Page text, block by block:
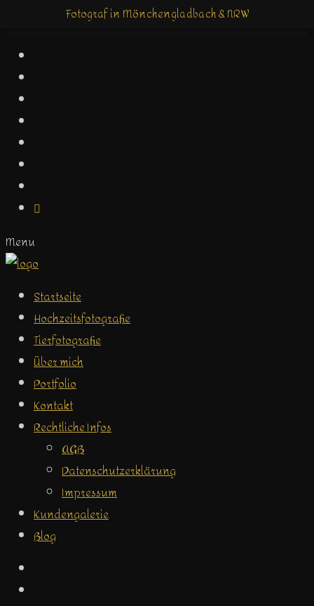
Fotograf in Mönchengladbach & NRW
Menu
Startseite
Hochzeitsfotografie
Tierfotografie
Über mich
Portfolio
Kontakt
Rechtliche Infos
AGB
Datenschutzerklärung
Impressum
Kundengalerie
Blog
Fotograf in Mönchengladbach & NRW